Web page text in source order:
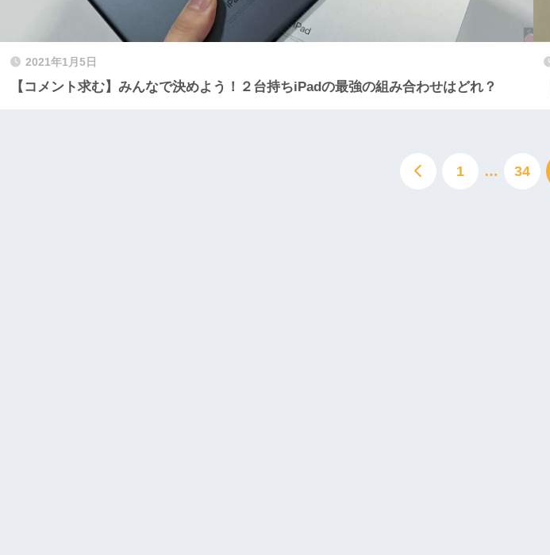
2021年1月5日
【コメント求む】みんなで決めよう！２台持ちiPadの最強の組み合わせはどれ？
1 … 34